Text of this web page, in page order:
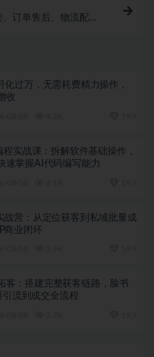
订单售后、物流配
化过万，无需耗费精力操作，
收
程实战课：拆解软件基础操作，
速掌握AI代码编写能力
战营：从定位获客到私域批量成
商业闭环
客：搭建完整获客链路，脸书
引流到成交全流程